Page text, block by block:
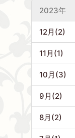
2023年
12月(2)
11月(1)
10月(3)
9月(2)
8月(2)